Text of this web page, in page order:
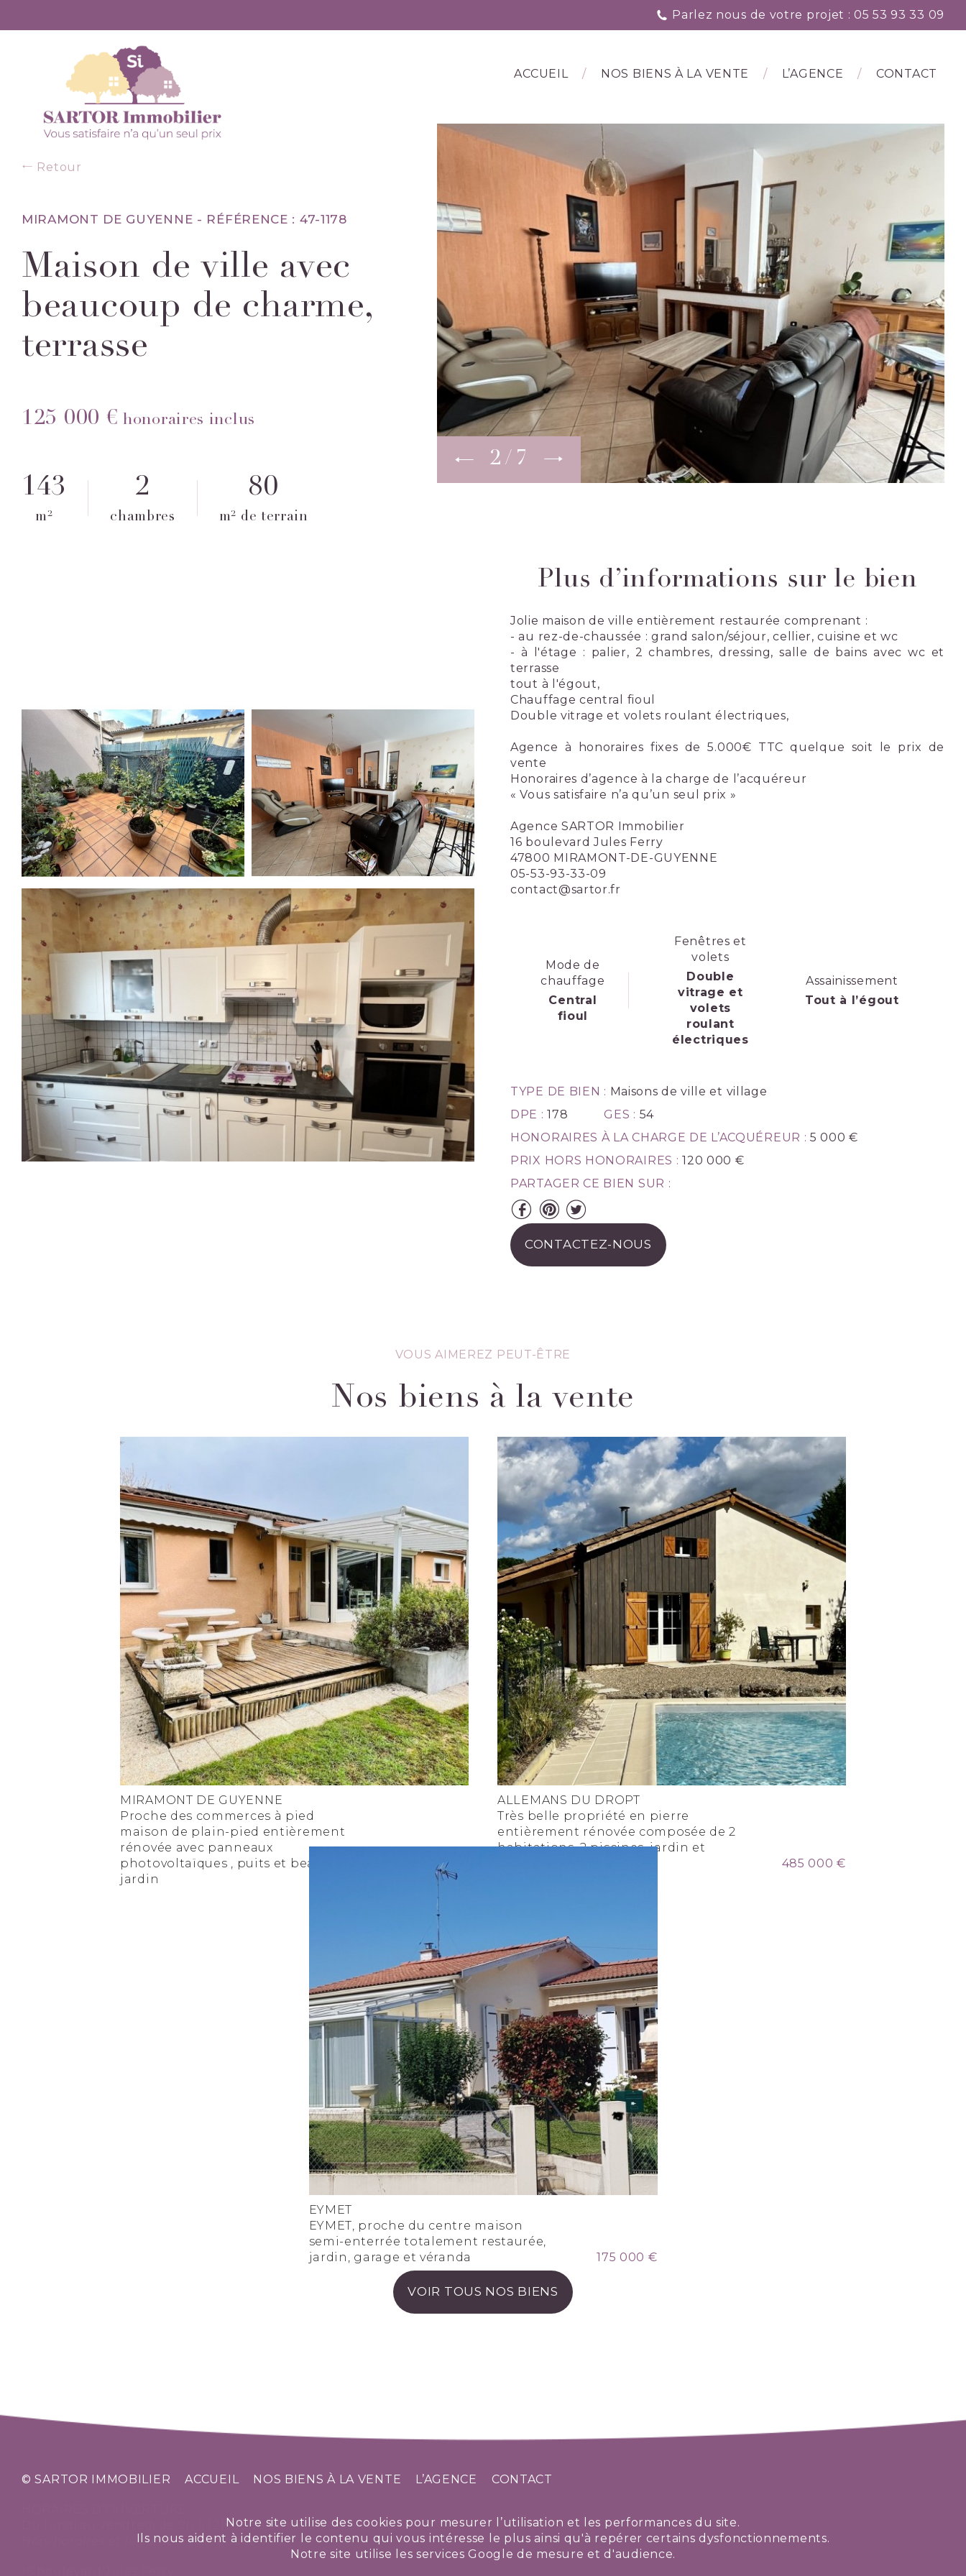
Parlez nous de votre projet : 05 53 93 33 09
ACCUEIL NOS BIENS À LA VENTE L’AGENCE CONTACT
Retour
MIRAMONT DE GUYENNE - RÉFÉRENCE : 47-1178
Maison de ville avec
beaucoup de charme,
terrasse
125 000 € honoraires inclus
143
m²
2
chambres
80
m² de terrain
2 7
Plus d’informations sur le bien
Jolie maison de ville entièrement restaurée comprenant :
- au rez-de-chaussée : grand salon/séjour, cellier, cuisine et wc
- à l'étage : palier, 2 chambres, dressing, salle de bains avec wc et
terrasse
tout à l'égout,
Chauffage central fioul
Double vitrage et volets roulant électriques,
Agence à honoraires fixes de 5.000€ TTC quelque soit le prix de
vente
Honoraires d’agence à la charge de l’acquéreur
« Vous satisfaire n’a qu’un seul prix »
Agence SARTOR Immobilier
16 boulevard Jules Ferry
47800 MIRAMONT-DE-GUYENNE
05-53-93-33-09
contact@sartor.fr
Mode de
chauffage
Central
fioul
Fenêtres et
volets
Double
vitrage et
volets
roulant
électriques
Assainissement
Tout à l’égout
TYPE DE BIEN : Maisons de ville et village
DPE :178 GES : 54
HONORAIRES À LA CHARGE DE L’ACQUÉREUR :5 000 €
PRIX HORS HONORAIRES :120 000 €
PARTAGER CE BIEN SUR :
CONTACTEZ-NOUS
VOUS AIMEREZ PEUT-ÊTRE
Nos biens à la vente
MIRAMONT DE GUYENNE
Proche des commerces à pied
maison de plain-pied entièrement
rénovée avec panneaux
photovoltaïques , puits et beau
jardin
265 000 €
ALLEMANS DU DROPT
Très belle propriété en pierre
entièrement rénovée composée de 2
habitations, 2 piscines, jardin et
485 000 €
EYMET
EYMET, proche du centre maison
semi-enterrée totalement restaurée,
jardin, garage et véranda
175 000 €
VOIR TOUS NOS BIENS
© SARTOR IMMOBILIER ACCUEIL NOS BIENS À LA VENTE L’AGENCE CONTACT
Du lundi au vendredi de 9h à 12h et de 14h à 18h
Hors horaires et le samedi sur rendez-vous
Notre site utilise des cookies pour mesurer l’utilisation et les performances du site.
Ils nous aident à identifier le contenu qui vous intéresse le plus ainsi qu'à repérer certains dysfonctionnements.
Notre site utilise les services Google de mesure et d'audience.